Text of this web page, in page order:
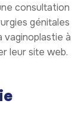
consultation
génitales
vaginoplastie à
leur site web.